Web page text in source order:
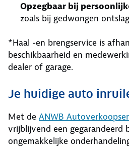
Opzegbaar bij
zoals bij gedwongen ontslag
*Haal -en brengservice is
beschikbaarheid en
dealer of garage.
Je huidige auto
Met de ANWB
vrijblijvend een gegarandeerd
ongemakkelijke